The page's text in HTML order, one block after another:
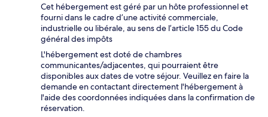
Cet hébergement est géré par un hôte professionnel et
fourni dans le cadre d’une activité commerciale,
industrielle ou libérale, au sens de l’article 155 du Code
général des impôts
L'hébergement est doté de chambres
communicantes/adjacentes, qui pourraient être
disponibles aux dates de votre séjour. Veuillez en faire la
demande en contactant directement l'hébergement à
l'aide des coordonnées indiquées dans la confirmation de
réservation.